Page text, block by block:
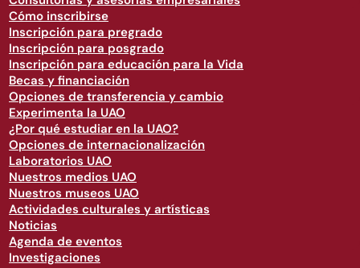
Cómo inscribirse
Inscripción para pregrado
Inscripción para posgrado
Inscripción para educación para la Vida
Becas y financiación
Opciones de transferencia y cambio
Experimenta la UAO
¿Por qué estudiar en la UAO?
Opciones de internacionalización
Laboratorios UAO
Nuestros medios UAO
Nuestros museos UAO
Actividades culturales y artísticas
Noticias
Agenda de eventos
Investigaciones